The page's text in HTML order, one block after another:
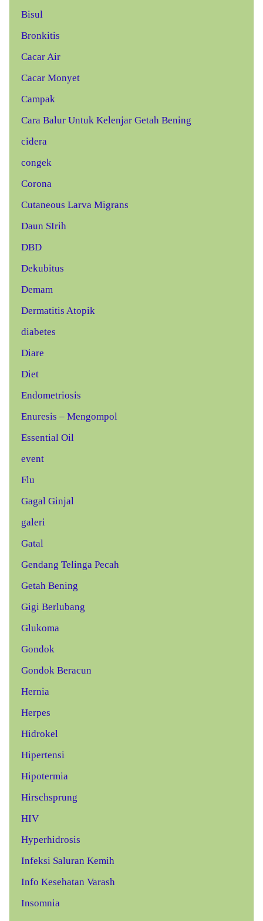
Bisul
Bronkitis
Cacar Air
Cacar Monyet
Campak
Cara Balur Untuk Kelenjar Getah Bening
cidera
congek
Corona
Cutaneous Larva Migrans
Daun SIrih
DBD
Dekubitus
Demam
Dermatitis Atopik
diabetes
Diare
Diet
Endometriosis
Enuresis – Mengompol
Essential Oil
event
Flu
Gagal Ginjal
galeri
Gatal
Gendang Telinga Pecah
Getah Bening
Gigi Berlubang
Glukoma
Gondok
Gondok Beracun
Hernia
Herpes
Hidrokel
Hipertensi
Hipotermia
Hirschsprung
HIV
Hyperhidrosis
Infeksi Saluran Kemih
Info Kesehatan Varash
Insomnia